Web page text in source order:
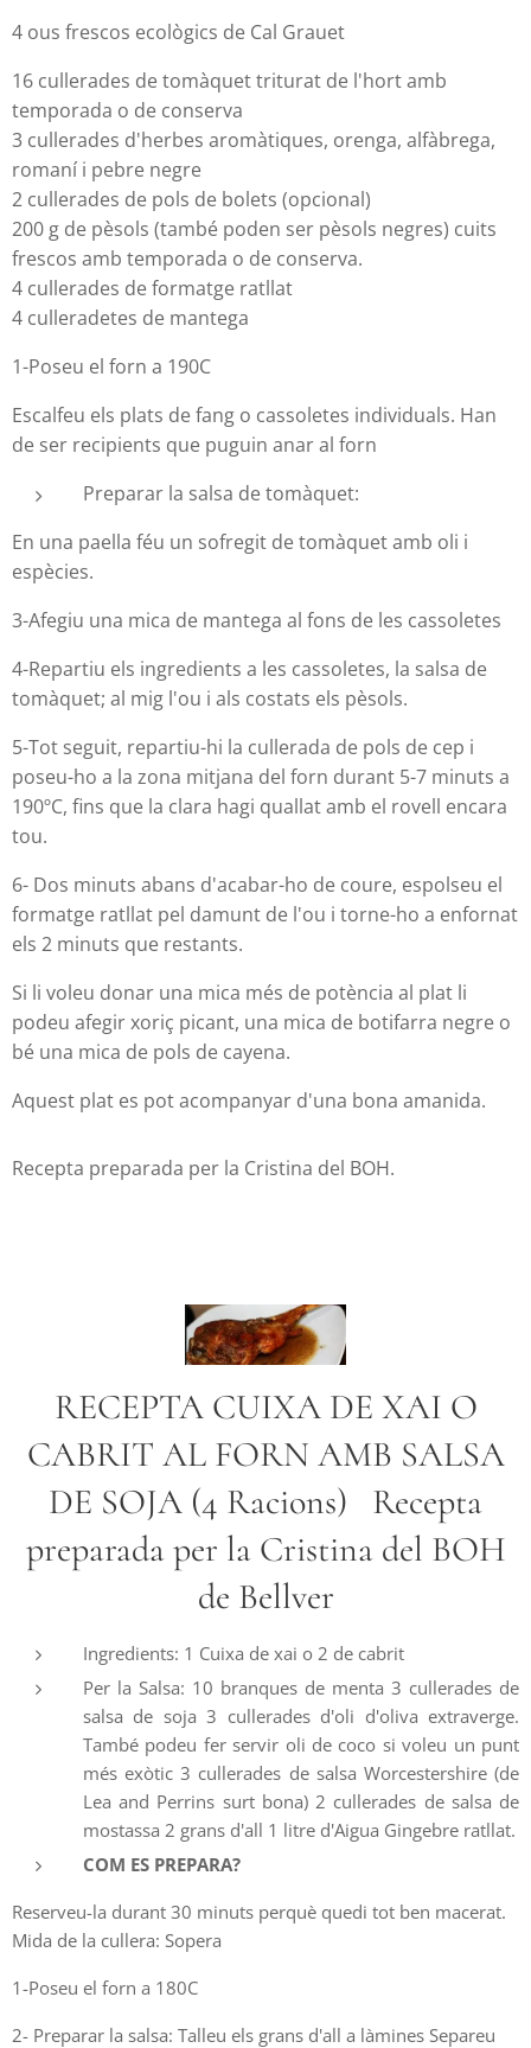
4 ous frescos ecològics de Cal Grauet
16 cullerades de tomàquet triturat de l'hort amb
temporada o de conserva
3 cullerades d'herbes aromàtiques, orenga, alfàbrega,
romaní i pebre negre
2 cullerades de pols de bolets (opcional)
200 g de pèsols (també poden ser pèsols negres) cuits
frescos amb temporada o de conserva.
4 cullerades de formatge ratllat
4 culleradetes de mantega
1-Poseu el forn a 190C
Escalfeu els plats de fang o cassoletes individuals. Han
de ser recipients que puguin anar al forn
Preparar la salsa de tomàquet:
En una paella féu un sofregit de tomàquet amb oli i
espècies.
3-Afegiu una mica de mantega al fons de les cassoletes
4-Repartiu els ingredients a les cassoletes, la salsa de
tomàquet; al mig l'ou i als costats els pèsols.
5-Tot seguit, repartiu-hi la cullerada de pols de cep i
poseu-ho a la zona mitjana del forn durant 5-7 minuts a
190ºC, fins que la clara hagi quallat amb el rovell encara
tou.
6- Dos minuts abans d'acabar-ho de coure, espolseu el
formatge ratllat pel damunt de l'ou i torne-ho a enfornat
els 2 minuts que restants.
Si li voleu donar una mica més de potència al plat li
podeu afegir xoriç picant, una mica de botifarra negre o
bé una mica de pols de cayena.
Aquest plat es pot acompanyar d'una bona amanida.
Recepta preparada per la Cristina del BOH.
RECEPTA CUIXA DE XAI O
CABRIT AL FORN AMB SALSA
DE SOJA (4 Racions) Recepta
preparada per la Cristina del BOH
de Bellver
Ingredients: 1 Cuixa de xai o 2 de cabrit
Per la Salsa: 10 branques de menta 3 cullerades de
salsa de soja 3 cullerades d'oli d'oliva extraverge.
També podeu fer servir oli de coco si voleu un punt
més exòtic 3 cullerades de salsa Worcestershire (de
Lea and Perrins surt bona) 2 cullerades de salsa de
mostassa 2 grans d'all 1 litre d'Aigua Gingebre ratllat.
COM ES PREPARA?
Reserveu-la durant 30 minuts perquè quedi tot ben macerat.
Mida de la cullera: Sopera
1-Poseu el forn a 180C
2- Preparar la salsa: Talleu els grans d'all a làmines Separeu